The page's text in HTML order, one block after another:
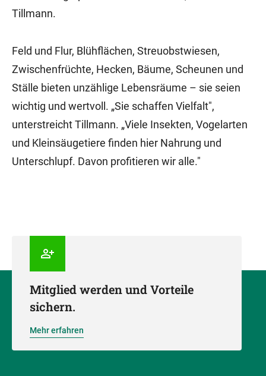
Tillmann.
Feld und Flur, Blühflächen, Streuobstwiesen,
Zwischenfrüchte, Hecken, Bäume, Scheunen und
Ställe bieten unzählige Lebensräume – sie seien
wichtig und wertvoll. „Sie schaffen Vielfalt",
unterstreicht Tillmann. „Viele Insekten, Vogelarten
und Kleinsäugetiere finden hier Nahrung und
Unterschlupf. Davon profitieren wir alle."
Mitglied werden und Vorteile
sichern.
Mehr erfahren